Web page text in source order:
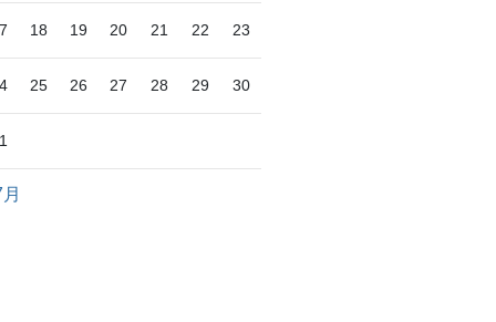
18 19 20 21 22 23
25 26 27 28 29 30